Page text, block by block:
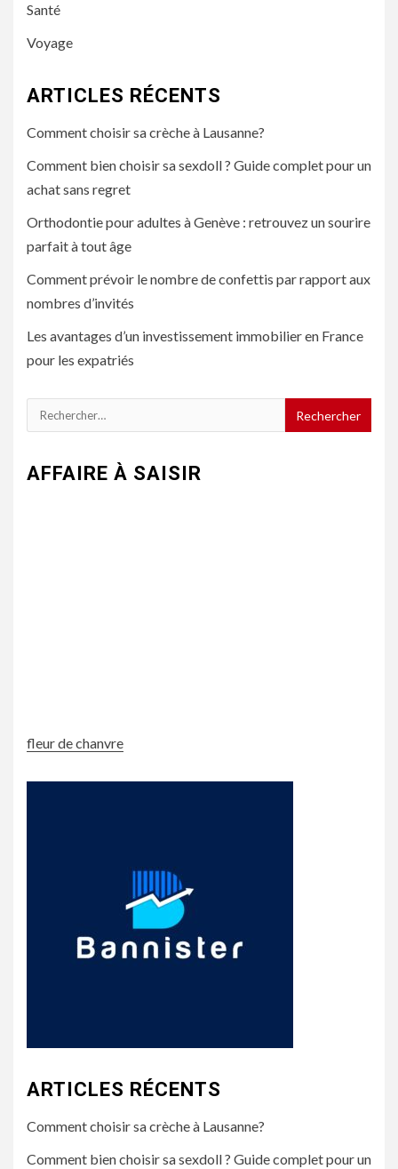
Santé
Voyage
ARTICLES RÉCENTS
Comment choisir sa crèche à Lausanne?
Comment bien choisir sa sexdoll ? Guide complet pour un
achat sans regret
Orthodontie pour adultes à Genève : retrouvez un sourire
parfait à tout âge
Comment prévoir le nombre de confettis par rapport aux
nombres d’invités
Les avantages d’un investissement immobilier en France
pour les expatriés
Rechercher :
AFFAIRE À SAISIR
fleur de chanvre
ARTICLES RÉCENTS
Comment choisir sa crèche à Lausanne?
Comment bien choisir sa sexdoll ? Guide complet pour un